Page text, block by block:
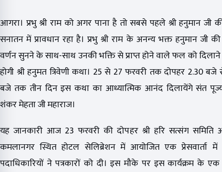
आगरा। प्रभु श्री राम को अगर पाना है तो सबसे पहले श्री हनुमान जी
सनातन में प्रावधान रहा है। प्रभु श्री राम के अनन्य भक्त हनुमान जी
वर्णन सुनने के साथ-साथ उनकी भक्ति से प्राप्त होने वाले फल को दिलाने
होगी श्री हनुमत त्रिवेणी कथा। 25 से 27 फरवरी तक दोपहर 2.30
बजे तक तीन दिन इस कथा का आध्यात्मिक आनंद दिलायेंगे संत
शंकर मेहता जी महाराज।
यह जानकारी आज 23 फरवरी की दोपहर श्री हरि सत्संग समिति
कमलानगर स्थित होटल सेलिब्रेशन में आयोजित एक प्रेसवार्ता
पदाधिकारियों ने पत्रकारों को दी। इस मौके पर इस कार्यक्रम के